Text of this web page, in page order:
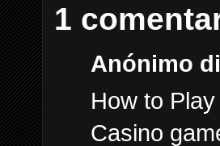
1
Anónimo
How to
Casino